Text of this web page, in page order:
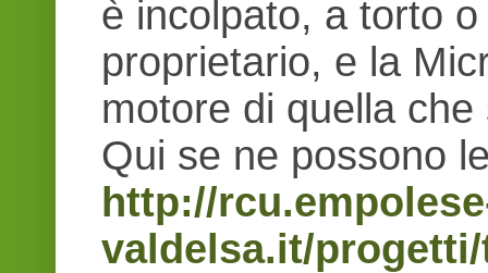
è incolpato, a torto
proprietario, e la
motore di quella
Qui se ne possono
http://
valdelsa.it/